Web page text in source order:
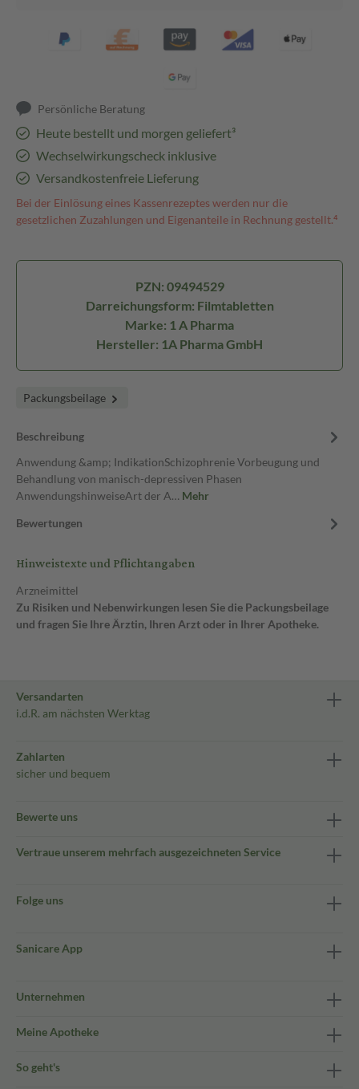
Persönliche Beratung
Heute bestellt und morgen geliefert³
Wechselwirkungscheck inklusive
Versandkostenfreie Lieferung
Bei der Einlösung eines Kassenrezeptes werden nur die
gesetzlichen Zuzahlungen und Eigenanteile in Rechnung gestellt.⁴
PZN: 09494529
Darreichungsform: Filmtabletten
Marke: 1 A Pharma
Hersteller: 1A Pharma GmbH
Packungsbeilage
Beschreibung
Anwendung &amp; IndikationSchizophrenie Vorbeugung und
Behandlung von manisch-depressiven Phasen
AnwendungshinweiseArt der A… Mehr
Bewertungen
Hinweistexte und Pflichtangaben
Arzneimittel
Zu Risiken und Nebenwirkungen lesen Sie die Packungsbeilage
und fragen Sie Ihre Ärztin, Ihren Arzt oder in Ihrer Apotheke.
Versandarten
i.d.R. am nächsten Werktag
Zahlarten
sicher und bequem
Bewerte uns
Vertraue unserem mehrfach ausgezeichneten Service
Folge uns
Sanicare App
Unternehmen
Meine Apotheke
So geht's